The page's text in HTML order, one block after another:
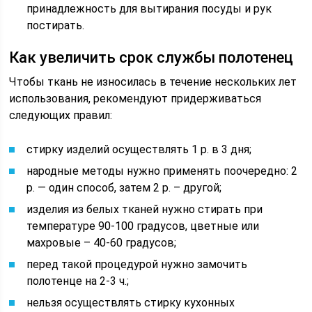
принадлежность для вытирания посуды и рук
постирать.
Как увеличить срок службы полотенец
Чтобы ткань не износилась в течение нескольких лет
использования, рекомендуют придерживаться
следующих правил:
стирку изделий осуществлять 1 р. в 3 дня;
народные методы нужно применять поочередно: 2
р. — один способ, затем 2 р. – другой;
изделия из белых тканей нужно стирать при
температуре 90-100 градусов, цветные или
махровые – 40-60 градусов;
перед такой процедурой нужно замочить
полотенце на 2-3 ч.;
нельзя осуществлять стирку кухонных